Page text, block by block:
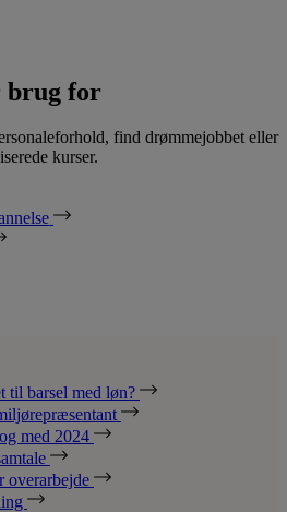
brug for
find drømmejobbet eller
kurser.
til barsel med løn?
med 2024
overarbejde